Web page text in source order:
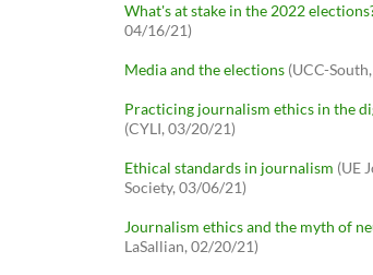
What's at stake in the 2022
04/16/21)
Media and the elections (UCC-
Practicing journalism ethics in the
(CYLI, 03/20/21)
Ethical standards in journalism (UE
Society, 03/06/21)
Journalism ethics and the myth of
LaSallian, 02/20/21)